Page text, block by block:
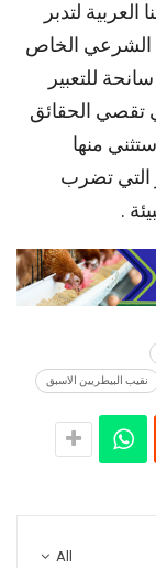
لتدبر
الشرعي الخاص
للتعبير
تقصي الحقائق
منها
التي تضرب
.
نقيب البيطريين الاسبق
All